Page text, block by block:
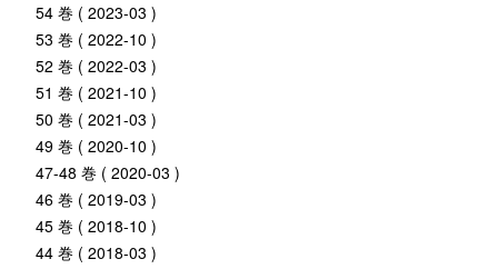
54 巻 ( 2023-03 )
53 巻 ( 2022-10 )
52 巻 ( 2022-03 )
51 巻 ( 2021-10 )
50 巻 ( 2021-03 )
49 巻 ( 2020-10 )
47-48 巻 ( 2020-03 )
46 巻 ( 2019-03 )
45 巻 ( 2018-10 )
44 巻 ( 2018-03 )